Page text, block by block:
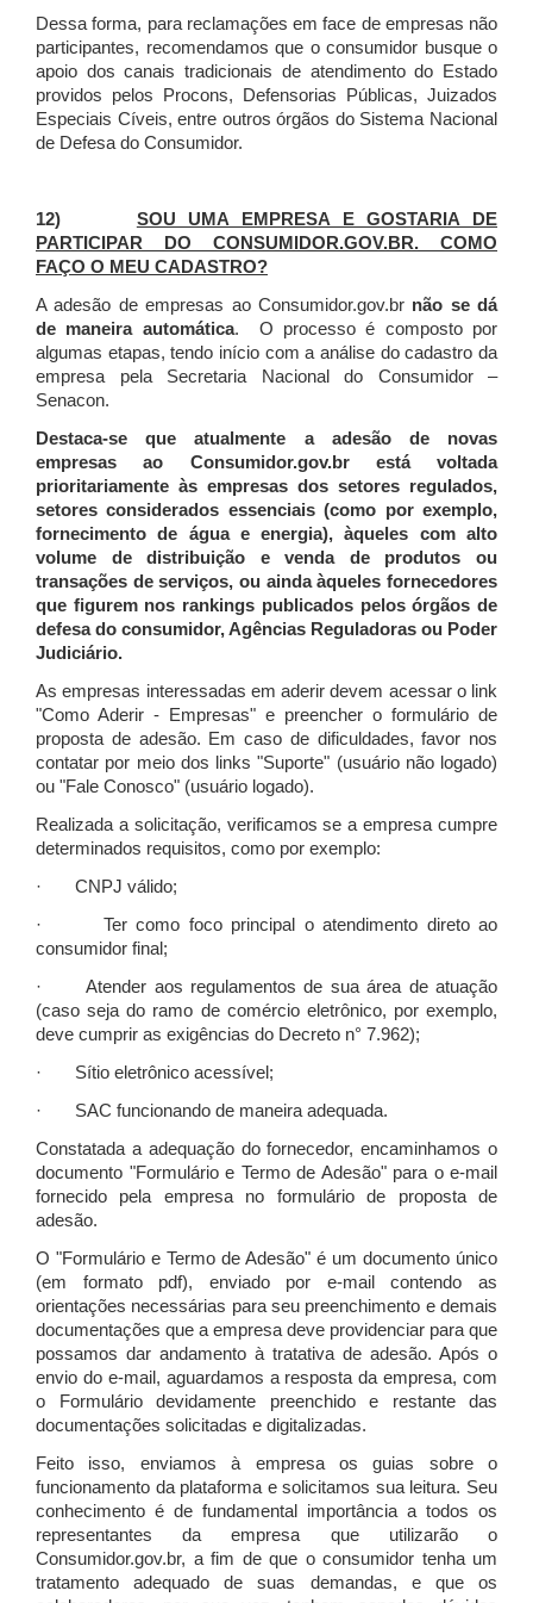
Dessa forma, para reclamações em face de empresas não
participantes, recomendamos que o consumidor busque o
apoio dos canais tradicionais de atendimento do Estado
providos pelos Procons, Defensorias Públicas, Juizados
Especiais Cíveis, entre outros órgãos do Sistema Nacional
de Defesa do Consumidor.
12) SOU UMA EMPRESA E GOSTARIA DE
PARTICIPAR DO CONSUMIDOR.GOV.BR. COMO
FAÇO O MEU CADASTRO?
A adesão de empresas ao Consumidor.gov.br não se dá
de maneira automática. O processo é composto por
algumas etapas, tendo início com a análise do cadastro da
empresa pela Secretaria Nacional do Consumidor –
Senacon.
Destaca-se que atualmente a adesão de novas
empresas ao Consumidor.gov.br está voltada
prioritariamente às empresas dos setores regulados,
setores considerados essenciais (como por exemplo,
fornecimento de água e energia), àqueles com alto
volume de distribuição e venda de produtos ou
transações de serviços, ou ainda àqueles fornecedores
que figurem nos rankings publicados pelos órgãos de
defesa do consumidor, Agências Reguladoras ou Poder
Judiciário.
As empresas interessadas em aderir devem acessar o link
"Como Aderir - Empresas" e preencher o formulário de
proposta de adesão. Em caso de dificuldades, favor nos
contatar por meio dos links "Suporte" (usuário não logado)
ou "Fale Conosco" (usuário logado).
Realizada a solicitação, verificamos se a empresa cumpre
determinados requisitos, como por exemplo:
· CNPJ válido;
· Ter como foco principal o atendimento direto ao
consumidor final;
· Atender aos regulamentos de sua área de atuação
(caso seja do ramo de comércio eletrônico, por exemplo,
deve cumprir as exigências do Decreto n° 7.962);
· Sítio eletrônico acessível;
· SAC funcionando de maneira adequada.
Constatada a adequação do fornecedor, encaminhamos o
documento "Formulário e Termo de Adesão" para o e-mail
fornecido pela empresa no formulário de proposta de
adesão.
O "Formulário e Termo de Adesão" é um documento único
(em formato pdf), enviado por e-mail contendo as
orientações necessárias para seu preenchimento e demais
documentações que a empresa deve providenciar para que
possamos dar andamento à tratativa de adesão. Após o
envio do e-mail, aguardamos a resposta da empresa, com
o Formulário devidamente preenchido e restante das
documentações solicitadas e digitalizadas.
Feito isso, enviamos à empresa os guias sobre o
funcionamento da plataforma e solicitamos sua leitura. Seu
conhecimento é de fundamental importância a todos os
representantes da empresa que utilizarão o
Consumidor.gov.br, a fim de que o consumidor tenha um
tratamento adequado de suas demandas, e que os